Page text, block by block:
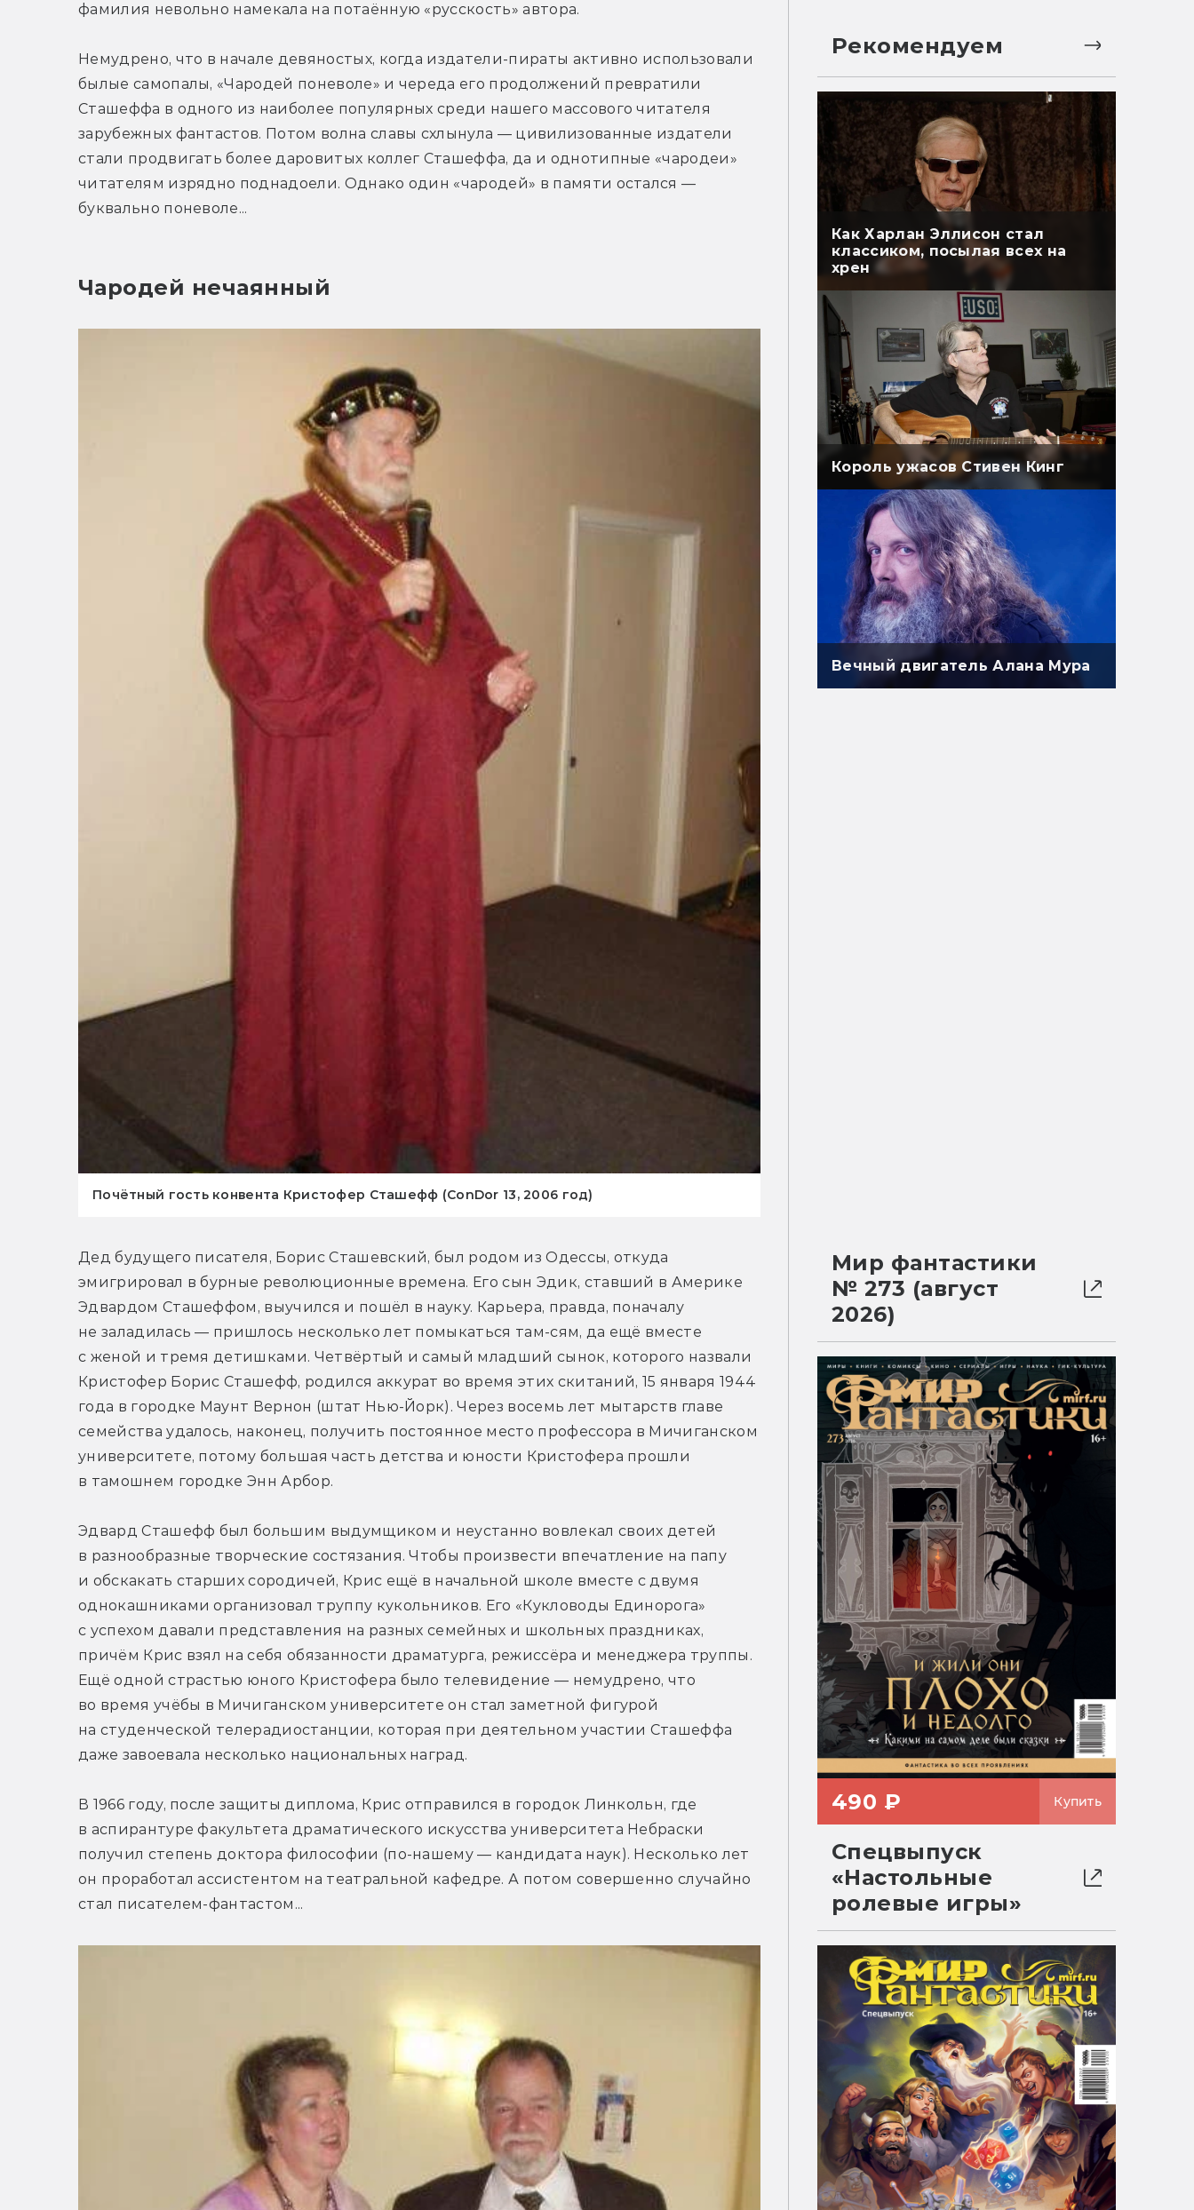
фамилия невольно намекала на потаённую «русскость» автора.
Немудрено, что в начале девяностых, когда издатели-пираты активно использовали
былые самопалы, «Чародей поневоле» и череда его продолжений превратили
Сташеффа в одного из наиболее популярных среди нашего массового читателя
зарубежных фантастов. Потом волна славы схлынула — цивилизованные издатели
стали продвигать более даровитых коллег Сташеффа, да и однотипные «чародеи»
читателям изрядно поднадоели. Однако один «чародей» в памяти остался —
буквально поневоле...
Чародей нечаянный
Почётный гость конвента Кристофер Сташефф (ConDor 13, 2006 год)
Дед будущего писателя, Борис Сташевский, был родом из Одессы, откуда
эмигрировал в бурные революционные времена. Его сын Эдик, ставший в Америке
Эдвардом Сташеффом, выучился и пошёл в науку. Карьера, правда, поначалу
не заладилась — пришлось несколько лет помыкаться там-сям, да ещё вместе
с женой и тремя детишками. Четвёртый и самый младший сынок, которого назвали
Кристофер Борис Сташефф, родился аккурат во время этих скитаний, 15 января 1944
года в городке Маунт Вернон (штат Нью-Йорк). Через восемь лет мытарств главе
семейства удалось, наконец, получить постоянное место профессора в Мичиганском
университете, потому большая часть детства и юности Кристофера прошли
в тамошнем городке Энн Арбор.
Эдвард Сташефф был большим выдумщиком и неустанно вовлекал своих детей
в разнообразные творческие состязания. Чтобы произвести впечатление на папу
и обскакать старших сородичей, Крис ещё в начальной школе вместе с двумя
однокашниками организовал труппу кукольников. Его «Кукловоды Единорога»
с успехом давали представления на разных семейных и школьных праздниках,
причём Крис взял на себя обязанности драматурга, режиссёра и менеджера труппы.
Ещё одной страстью юного Кристофера было телевидение — немудрено, что
во время учёбы в Мичиганском университете он стал заметной фигурой
на студенческой телерадиостанции, которая при деятельном участии Сташеффа
даже завоевала несколько национальных наград.
В 1966 году, после защиты диплома, Крис отправился в городок Линкольн, где
в аспирантуре факультета драматического искусства университета Небраски
получил степень доктора философии (по-нашему — кандидата наук). Несколько лет
он проработал ассистентом на театральной кафедре. А потом совершенно случайно
стал писателем-фантастом...
Рекомендуем
Как Харлан Эллисон стал
классиком, посылая всех на
хрен
Король ужасов Стивен Кинг
Вечный двигатель Алана Мура
Мир фантастики
№ 273 (август
2026)
490 ₽ Купить
Спецвыпуск
«Настольные
ролевые игры»